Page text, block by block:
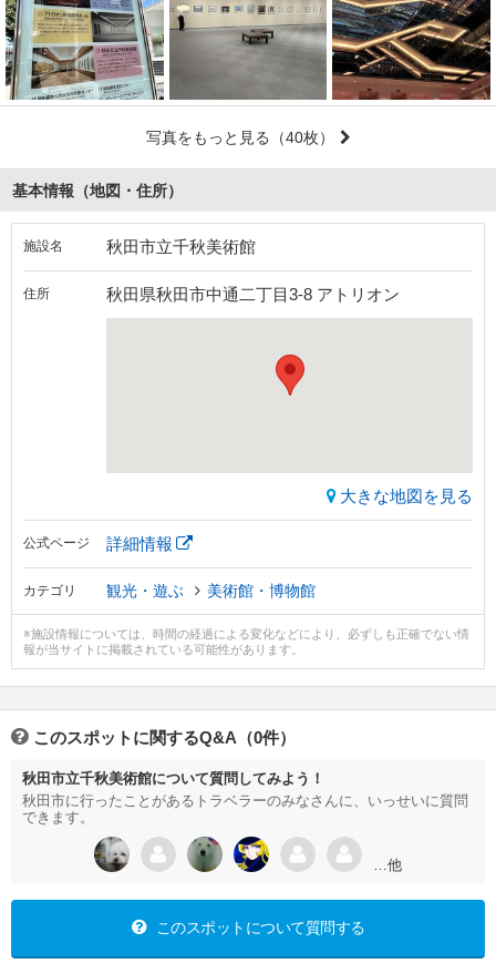
写真をもっと見る （40枚）
基本情報（地図・住所）
施設名 秋田市立千秋美術館
住所 秋田県秋田市中通二丁目3-8 アトリオン
大きな地図を見る
公式ページ 詳細情報
カテゴリ 観光・遊ぶ 美術館・博物館
※施設情報については、時間の経過による変化などにより、必ずしも正確でない情
報が当サイトに掲載されている可能性があります。
このスポットに関するQ&A（0件）
秋田市立千秋美術館について質問してみよう！
秋田市に行ったことがあるトラベラーのみなさんに、いっせいに質問
できます。
…他
このスポットについて質問する